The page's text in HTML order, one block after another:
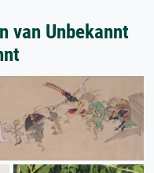
van Unbekannt